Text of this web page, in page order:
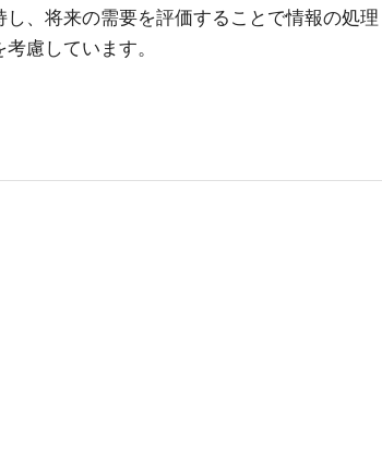
、将来の需要を評価することで情報の処理
慮しています。